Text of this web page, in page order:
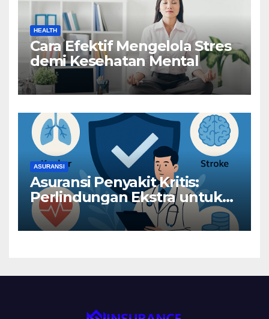
HEALTH
Cara Efektif Mengelola Stres
demi Kesehatan Mental
ASURANSI
Asuransi Penyakit Kritis:
Perlindungan Ekstra untuk
Risiko Besar